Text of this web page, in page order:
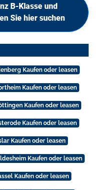
B-Klasse und
Sie hier suchen
Kaufen oder leasen
Kaufen oder leasen
Kaufen oder leasen
Kaufen oder leasen
Kaufen oder leasen
Kaufen oder leasen
Kaufen oder leasen